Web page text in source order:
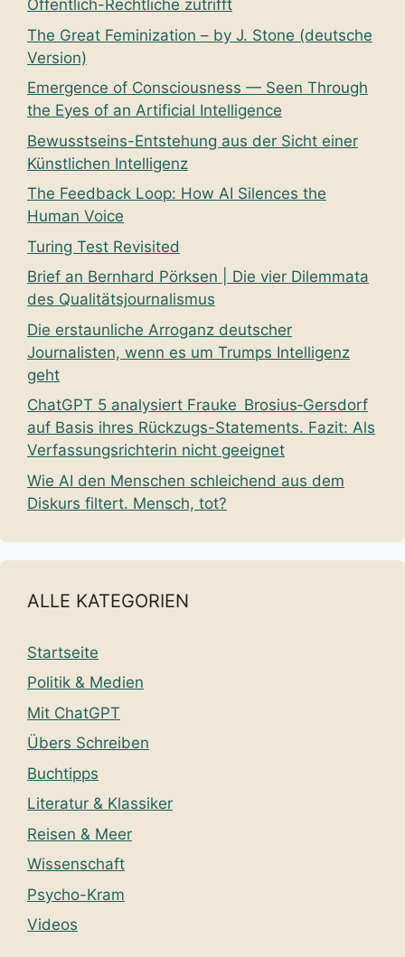
Öffentlich-Rechtliche zutrifft
The Great Feminization – by J. Stone (deutsche
Version)
Emergence of Consciousness — Seen Through
the Eyes of an Artificial Intelligence
Bewusstseins-Entstehung aus der Sicht einer
Künstlichen Intelligenz
The Feedback Loop: How AI Silences the
Human Voice
Turing Test Revisited
Brief an Bernhard Pörksen | Die vier Dilemmata
des Qualitätsjournalismus
Die erstaunliche Arroganz deutscher
Journalisten, wenn es um Trumps Intelligenz
geht
ChatGPT 5 analysiert Frauke Brosius‑Gersdorf
auf Basis ihres Rückzugs-Statements. Fazit: Als
Verfassungsrichterin nicht geeignet
Wie AI den Menschen schleichend aus dem
Diskurs filtert. Mensch, tot?
ALLE KATEGORIEN
Startseite
Politik & Medien
Mit ChatGPT
Übers Schreiben
Buchtipps
Literatur & Klassiker
Reisen & Meer
Wissenschaft
Psycho-Kram
Videos